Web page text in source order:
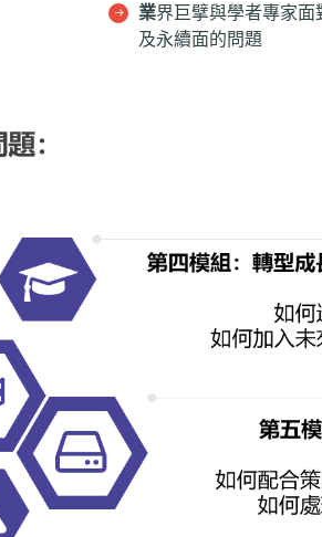
業界巨擘與學者專家面
及永續面的問題